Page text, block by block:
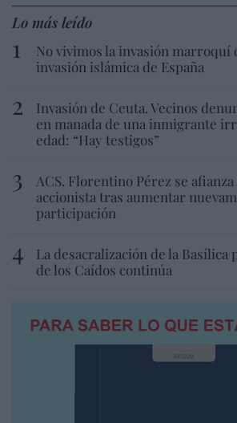
Lo más leído
No vivimos la invasión marroquí
invasión islámica de España
Invasión de Ceuta. Vecinos
en manada de una inmigrante
edad: “Hay testigos”
ACS. Florentino Pérez se
accionista tras aumentar
participación
La desacralización de la Basílica
de los Caídos continúa